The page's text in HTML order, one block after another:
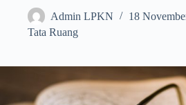
Admin LPKN
18
Tata Ruang